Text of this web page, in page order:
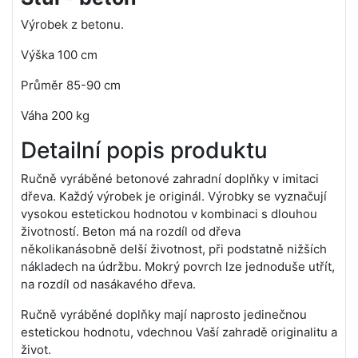
Výrobek z betonu.
Výška 100 cm
Průměr 85-90 cm
Váha 200 kg
Detailní popis produktu
Ručně vyráběné betonové zahradní doplňky v imitaci
dřeva. Každý výrobek je originál. Výrobky se vyznačují
vysokou estetickou hodnotou v kombinaci s dlouhou
životností. Beton má na rozdíl od dřeva
několikanásobně delší životnost, při podstatně nižších
nákladech na údržbu. Mokrý povrch lze jednoduše utřít,
na rozdíl od nasákavého dřeva.
Ručně vyráběné doplňky mají naprosto jedinečnou
estetickou hodnotu, vdechnou Vaší zahradě originalitu a
život.